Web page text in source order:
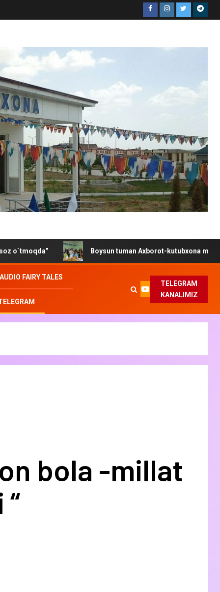
Boysun tuman Axborot-kutubxona markazida
AUDIO FAIRY TALES
TELEGRAM
KANALIMIZ
bola -millat